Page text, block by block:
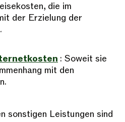
die im
der Erzielung der
: Soweit sie
mit den
sonstigen Leistungen sind